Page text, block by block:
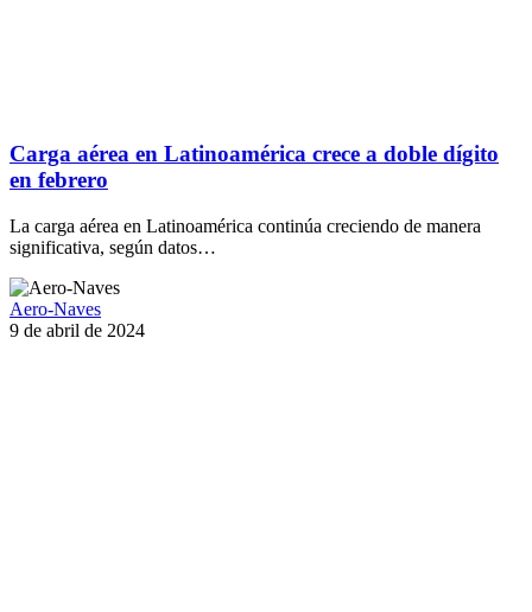
Carga aérea en Latinoamérica crece a doble dígito
en febrero
La carga aérea en Latinoamérica continúa creciendo de manera
significativa, según datos…
Aero-Naves
9 de abril de 2024